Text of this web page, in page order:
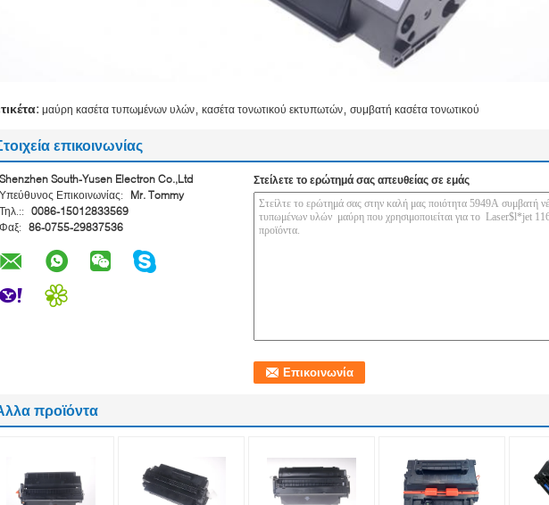
μαύρη κασέτα τυπωμένων υλών κασέτα τονωτικού εκτυπωτών συμβατή κασέτα τονωτικού
επικοινωνίας
Shenzhen South-Yusen Electron Co.,Ltd
Υπεύθυνος Επικοινωνίας:
Mr. Tommy
Τηλ.:: 0086-15012833569
Φαξ: 86-0755-29837536
Στείλετε το ερώτημά σας απευθείας σε εμάς
προϊόντα